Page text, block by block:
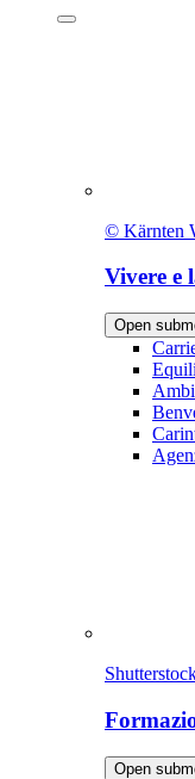
© Kärnten
Vivere e
Open
Open